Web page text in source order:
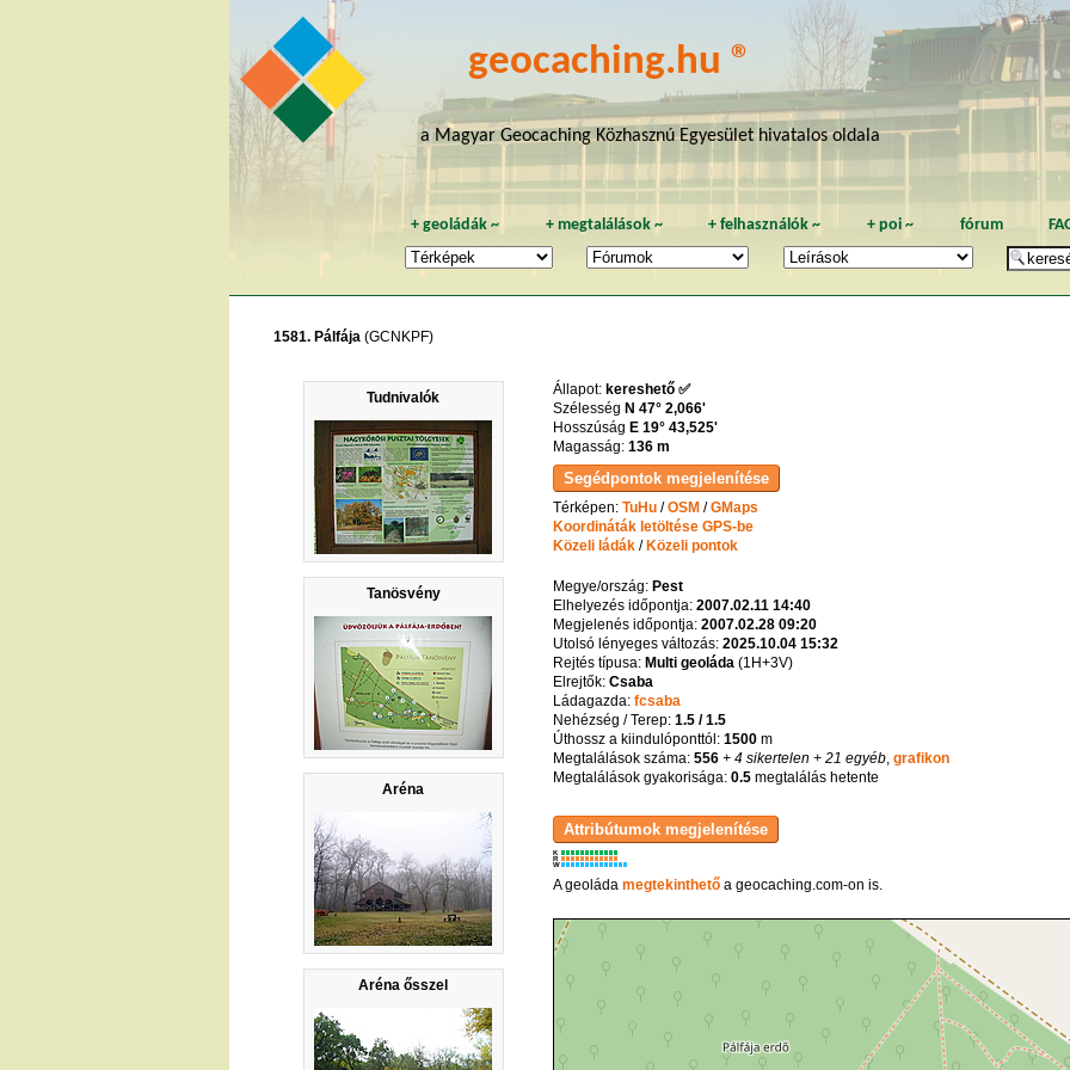
geocaching.hu ®
a Magyar Geocaching Közhasznú Egyesület hivatalos oldala
+geoládák ~ + megtalálások~ +felhasználók ~ + poi~ fórum
1581. Pálfája (GCNKPF)
Tudnivalók
Tanösvény
Aréna
Aréna ősszel
Állapot: kereshető ✅
Szélesség N 47° 2,066'
Hosszúság E 19° 43,525'
Magasság: 136 m
Térképen: TuHu/OSM /GMaps
Koordináták letöltése GPS-be
Közeli ládák/ Közeli pontok
Megye/ország: Pest
Elhelyezés időpontja: 2007.02.11 14:40
Megjelenés időpontja: 2007.02.28 09:20
Utolsó lényeges változás: 2025.10.04 15:32
Rejtés típusa: Multi geoláda(1H+3V)
Elrejtők: Csaba
Ládagazda: fcsaba
Nehézség / Terep: 1.5 / 1.5
Úthossz a kiindulóponttól: 1500m
Megtalálások száma: 556+ 4 sikertelen + 21 egyéb, grafikon
Megtalálások gyakorisága: 0.5megtalálás hetente
K
R
W
A geoláda megtekinthetőa geocaching.com-on is.